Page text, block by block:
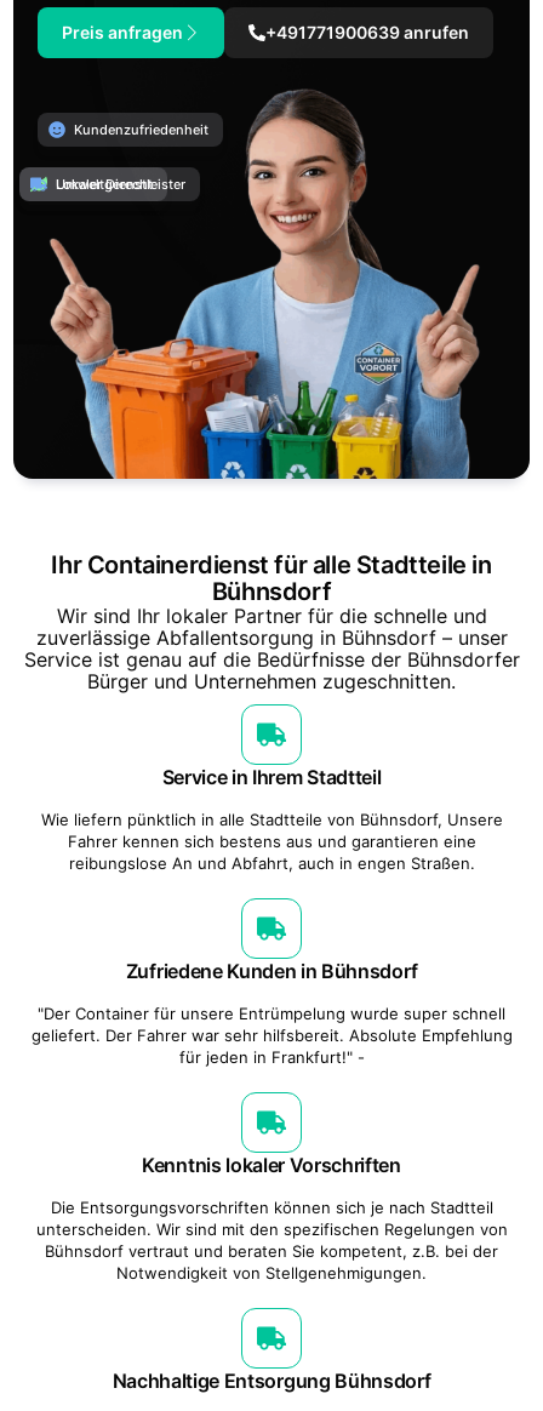
Preis anfragen +491771900639 anrufen
Kundenzufriedenheit
Umweltgerecht
Lokaler Dienstleister
Ihr Containerdienst für alle Stadtteile in
Bühnsdorf
Wir sind Ihr lokaler Partner für die schnelle und
zuverlässige Abfallentsorgung in Bühnsdorf – unser
Service ist genau auf die Bedürfnisse der Bühnsdorfer
Bürger und Unternehmen zugeschnitten.
Service in Ihrem Stadtteil
Wie liefern pünktlich in alle Stadtteile von Bühnsdorf, Unsere
Fahrer kennen sich bestens aus und garantieren eine
reibungslose An und Abfahrt, auch in engen Straßen.
Zufriedene Kunden in Bühnsdorf
"Der Container für unsere Entrümpelung wurde super schnell
geliefert. Der Fahrer war sehr hilfsbereit. Absolute Empfehlung
für jeden in Frankfurt!" -
Kenntnis lokaler Vorschriften
Die Entsorgungsvorschriften können sich je nach Stadtteil
unterscheiden. Wir sind mit den spezifischen Regelungen von
Bühnsdorf vertraut und beraten Sie kompetent, z.B. bei der
Notwendigkeit von Stellgenehmigungen.
Nachhaltige Entsorgung Bühnsdorf